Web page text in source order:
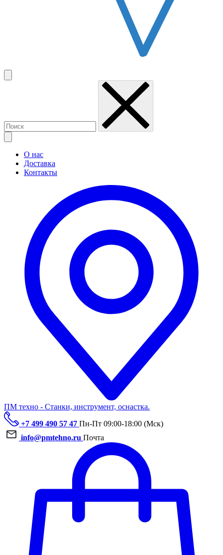
О нас
Доставка
Контакты
ПМ техно - Станки, инструмент, оснастка.
+7 499 490 57 47 Пн-Пт 09:00-18:00 (Мск)
info@pmtehno.ru Почта